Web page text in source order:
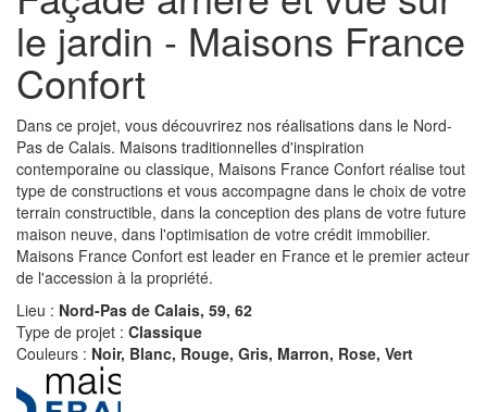
le jardin - Maisons France
Confort
Dans ce projet, vous découvrirez nos réalisations dans le Nord-
Pas de Calais. Maisons traditionnelles d'inspiration
contemporaine ou classique, Maisons France Confort réalise tout
type de constructions et vous accompagne dans le choix de votre
terrain constructible, dans la conception des plans de votre future
maison neuve, dans l'optimisation de votre crédit immobilier.
Maisons France Confort est leader en France et le premier acteur
de l'accession à la propriété.
Lieu : Nord-Pas de Calais, 59, 62
Type de projet : Classique
Couleurs : Noir, Blanc, Rouge, Gris, Marron, Rose, Vert